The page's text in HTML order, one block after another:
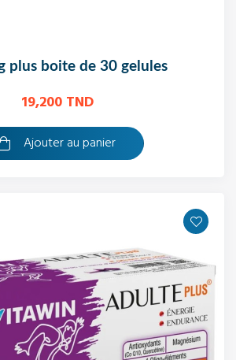
plus boite de 30 gelules
19,200 TND
Ajouter au panier